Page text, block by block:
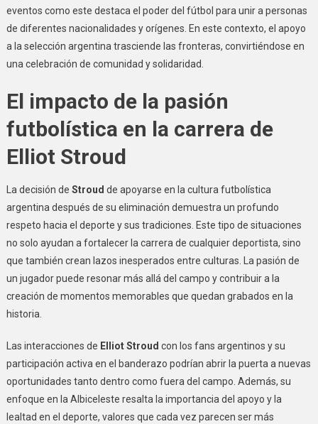
eventos como este destaca el poder del fútbol para unir a personas
de diferentes nacionalidades y orígenes. En este contexto, el apoyo
a la selección argentina trasciende las fronteras, convirtiéndose en
una celebración de comunidad y solidaridad.
El impacto de la pasión
futbolística en la carrera de
Elliot Stroud
La decisión de Stroud de apoyarse en la cultura futbolística
argentina después de su eliminación demuestra un profundo
respeto hacia el deporte y sus tradiciones. Este tipo de situaciones
no solo ayudan a fortalecer la carrera de cualquier deportista, sino
que también crean lazos inesperados entre culturas. La pasión de
un jugador puede resonar más allá del campo y contribuir a la
creación de momentos memorables que quedan grabados en la
historia.
Las interacciones de Elliot Stroud con los fans argentinos y su
participación activa en el banderazo podrían abrir la puerta a nuevas
oportunidades tanto dentro como fuera del campo. Además, su
enfoque en la Albiceleste resalta la importancia del apoyo y la
lealtad en el deporte, valores que cada vez parecen ser más